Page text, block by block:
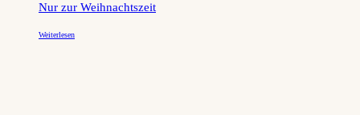
Nur zur Weihnachtszeit
Weiterlesen